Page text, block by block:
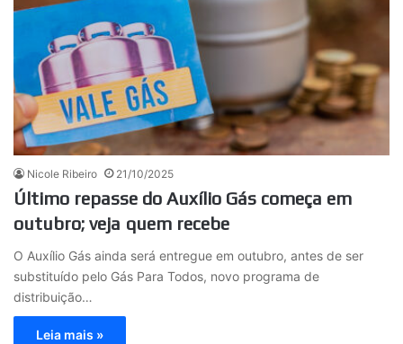
Nicole Ribeiro 21/10/2025
Último repasse do Auxílio Gás começa em
outubro; veja quem recebe
O Auxílio Gás ainda será entregue em outubro, antes de ser
substituído pelo Gás Para Todos, novo programa de
distribuição…
Leia mais »